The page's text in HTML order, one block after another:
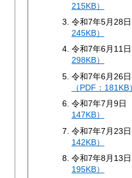
215KB）
令和7年5月28日
245KB）
令和7年6月11日
298KB）
令和7年6月26日
（PDF：181KB）
令和7年7月9日
147KB）
令和7年7月23日
142KB）
令和7年8月13日
195KB）